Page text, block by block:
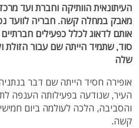
העיתונאית הוותיקה וחברת ועד
מאבק במחלה קשה. חבריה לוועד
אותם לדאוג לכלל כפעילים
סוד, שתמיד הייתה שם עבור הזולת
שלה
אופירה חסיד הייתה שם דבר
העיר, שנודעה בפעילותה הענפה
והסביבה, הלכה לעולמה ביום
קשה.